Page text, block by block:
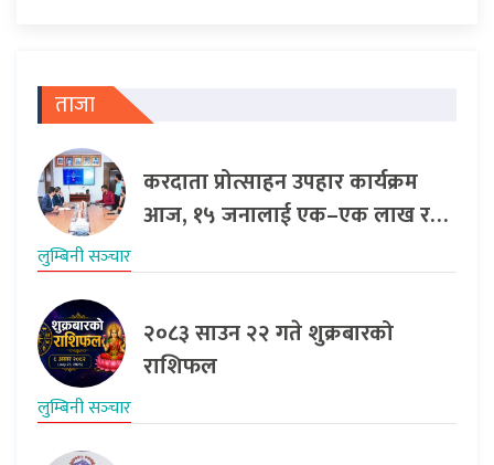
ताजा
करदाता प्रोत्साहन उपहार कार्यक्रम
आज, १५ जनालाई एक–एक लाख र…
लुम्बिनी सञ्‍चार
२०८३ साउन २२ गते शुक्रबारको
राशिफल
लुम्बिनी सञ्‍चार